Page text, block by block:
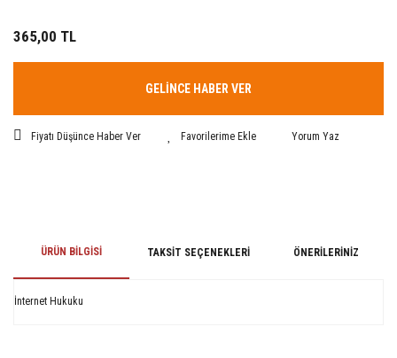
365,00 TL
GELİNCE HABER VER
Fiyatı Düşünce Haber Ver Yorum Yaz
ÜRÜN BILGISI TAKSIT SEÇENEKLERI ÖNERILERINIZ
İnternet Hukuku